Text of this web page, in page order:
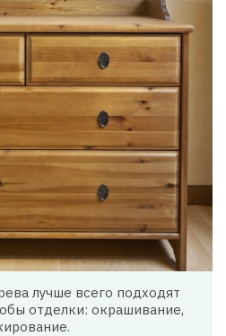
лучше всего подходят
отделки: окрашивание,